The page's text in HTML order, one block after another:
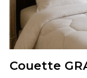
Couette